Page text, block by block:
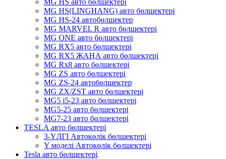
MG HS(LINGHANG) авто бөлшектері
MG HS-24 автобөлшектер
MG MARVEL R авто бөлшектері
MG ONE авто бөлшектері
MG RX5 авто бөлшектері
MG RX5 ЖАҢА авто бөлшектері
MG Rx8 авто бөлшектері
MG ZS авто бөлшектері
MG ZS-24 автобөлшектер
MG ZX/ZST авто бөлшектері
MG5 i5-23 авто бөлшектері
MG5-25 авто бөлшектері
MG7-23 авто бөлшектері
TESLA авто бөлшектері
3-ҮЛГІ Автокөлік бөлшектері
Y моделі Автокөлік бөлшектері
Tesla авто бөлшектері